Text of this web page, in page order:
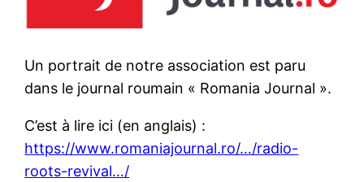
Un portrait de notre association est paru
dans le journal roumain « Romania Journal ».
C’est à lire ici (en anglais) :
https://www.romaniajournal.ro/…/radio-
roots-revival…/